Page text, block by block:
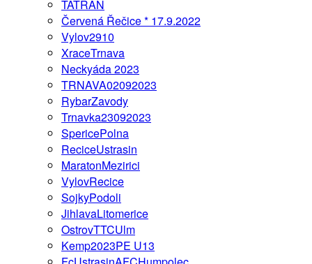
TATRAN
Červená Řečice * 17.9.2022
Vylov2910
XraceTrnava
Neckyáda 2023
TRNAVA02092023
RybarZavody
Trnavka23092023
SpericePolna
ReciceUstrasin
MaratonMezirici
VylovRecice
SojkyPodoli
JihlavaLitomerice
OstrovTTCUlm
Kemp2023PE U13